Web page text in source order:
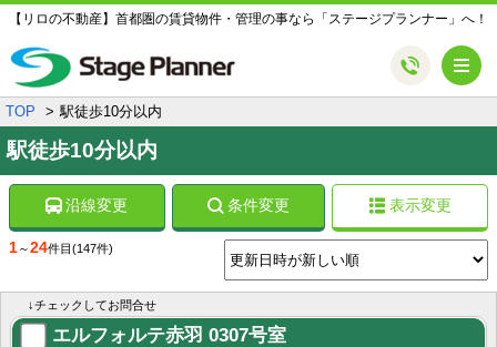
【リロの不動産】首都圏の賃貸物件・管理の事なら「ステージプランナー」へ！
TOP 駅徒歩10分以内
駅徒歩10分以内
沿線変更 条件変更 表示変更
1～24件目 (147件)
↓チェックしてお問合せ
エルフォルテ赤羽 0307号室